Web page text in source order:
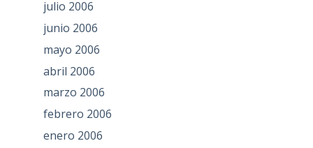
julio 2006
junio 2006
mayo 2006
abril 2006
marzo 2006
febrero 2006
enero 2006